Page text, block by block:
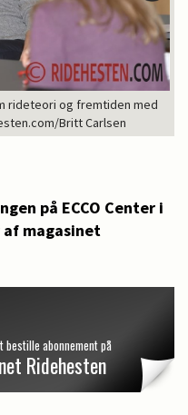
rideteori og fremtiden med
Britt Carlsen
på ECCO Center i
magasinet
abonnement på
Ridehesten